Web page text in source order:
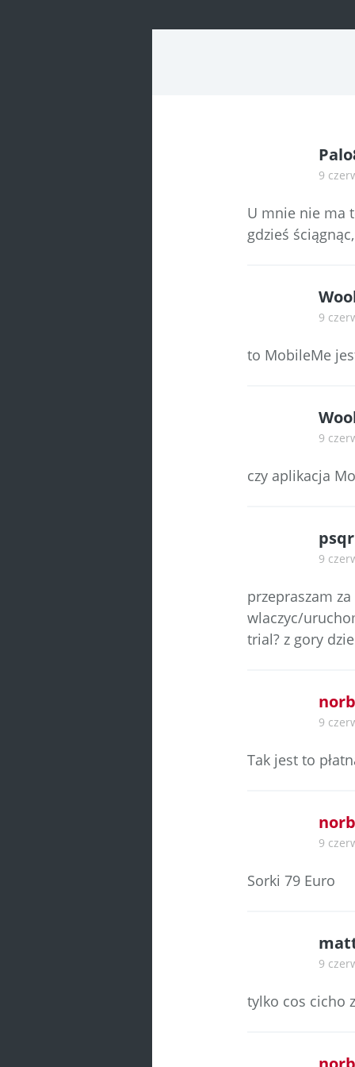
9
U mnie nie ma
gdzieś
9
to MobileMe
9
czy aplikacja
psqr
9
przepraszam
wlaczyc/
trial? z gory
9
Tak jest to
9
Sorki 79 Euro
9
tylko cos cicho